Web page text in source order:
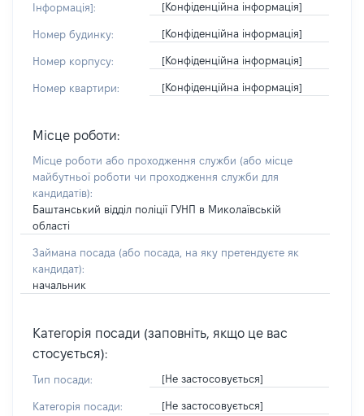
Інформація]:
[Конфіденційна інформація]
Номер будинку: [Конфіденційна інформація]
Номер корпусу: [Конфіденційна інформація]
Номер квартири: [Конфіденційна інформація]
Місце роботи:
Місце роботи або проходження служби (або місце
майбутньої роботи чи проходження служби для
кандидатів):
Баштанський відділ поліції ГУНП в Миколаївській
області
Займана посада (або посада, на яку претендуєте як
кандидат):
начальник
Категорія посади (заповніть, якщо це вас
стосується):
Тип посади: [Не застосовується]
Категорія посади: [Не застосовується]